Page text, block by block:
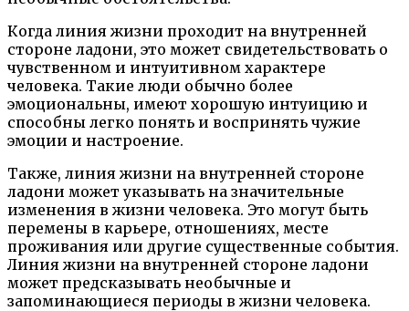
Когда линия жизни проходит на внутренней
стороне ладони, это может свидетельствовать о
чувственном и интуитивном характере
человека. Такие люди обычно более
эмоциональны, имеют хорошую интуицию и
способны легко понять и воспринять чужие
эмоции и настроение.
Также, линия жизни на внутренней стороне
ладони может указывать на значительные
изменения в жизни человека. Это могут быть
перемены в карьере, отношениях, месте
проживания или другие существенные события.
Линия жизни на внутренней стороне ладони
может предсказывать необычные и
запоминающиеся периоды в жизни человека.